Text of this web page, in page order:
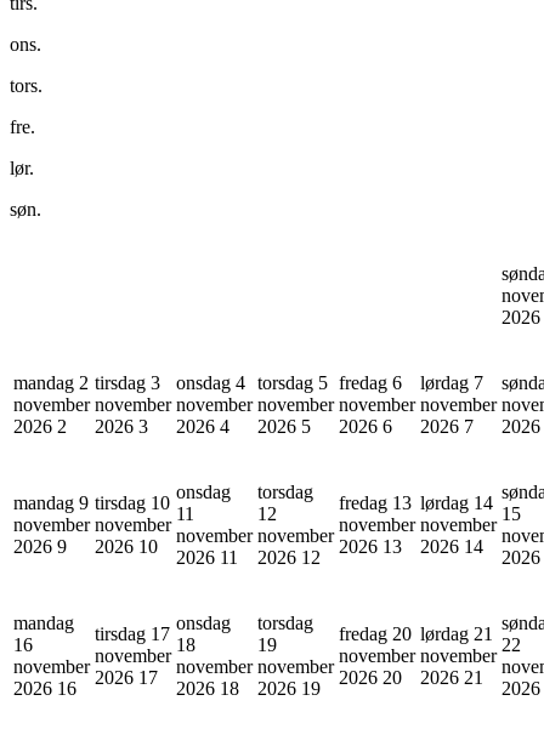
ons.
tors.
fre.
lør.
søn.
2026
mandag 2
november
2026 2
tirsdag 3
november
2026 3
onsdag 4
november
2026 4
torsdag 5
november
2026 5
fredag 6
november
2026 6
lørdag 7
november
2026 7
2026
mandag 9
november
2026 9
tirsdag 10
november
2026 10
onsdag
11
november
2026 11
torsdag
12
november
2026 12
fredag 13
november
2026 13
lørdag 14
november
2026 14
15
2026
mandag
16
november
2026 16
tirsdag 17
november
2026 17
onsdag
18
november
2026 18
torsdag
19
november
2026 19
fredag 20
november
2026 20
lørdag 21
november
2026 21
22
2026